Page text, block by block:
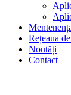
Rețeaua
Noutăți
Contact